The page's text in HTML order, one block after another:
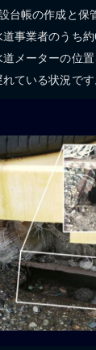
台帳の作成と保
事業者のうち
メーターの位
ている状況です